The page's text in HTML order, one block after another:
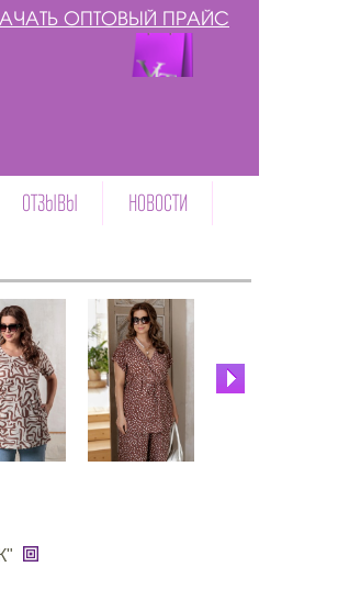
ОПТОВЫЙ ПРАЙС
ОТЗЫВЫ НОВОСТИ